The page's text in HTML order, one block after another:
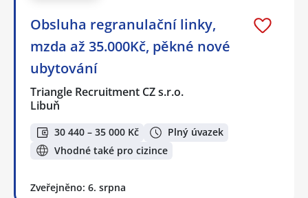
Obsluha regranulační linky,
mzda až 35.000Kč, pěkné nové
ubytování
Triangle Recruitment CZ s.r.o.
Libuň
30 440 – 35 000 Kč
Plný úvazek
Vhodné také pro cizince
Zveřejněno: 6. srpna